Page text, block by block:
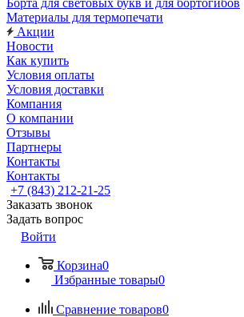
Борта для световых букв и для бортогибов
Материалы для термопечати
Акции
Новости
Как купить
Условия оплаты
Условия доставки
Компания
О компании
Отзывы
Партнеры
Контакты
Контакты
+7 (843) 212-21-25
Заказать звонок
Задать вопрос
Войти
Корзина0
Избранные товары0
Сравнение товаров0